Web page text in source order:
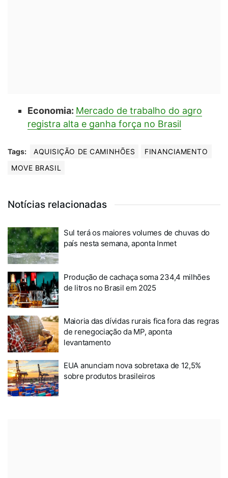
Economia: Mercado de trabalho do agro
registra alta e ganha força no Brasil
Tags: AQUISIÇÃO DE CAMINHÕES
FINANCIAMENTO
MOVE BRASIL
Notícias relacionadas
Sul terá os maiores volumes de chuvas do
país nesta semana, aponta Inmet
Produção de cachaça soma 234,4 milhões
de litros no Brasil em 2025
Maioria das dívidas rurais fica fora das regras
de renegociação da MP, aponta
levantamento
EUA anunciam nova sobretaxa de 12,5%
sobre produtos brasileiros